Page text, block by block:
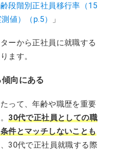
段階別正社員移行率（15
値）（p.5）
」
ーから正社員に就職する
ます。
向にある
って、年齢や職歴を重要
30代で正社員としての職
件とマッチしないことも
30代で正社員就職する際